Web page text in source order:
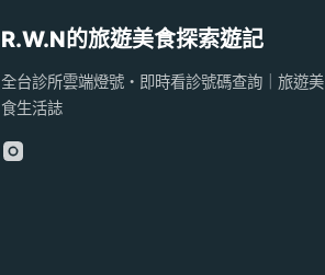
R.W.N的旅遊美食探索遊記
全台診所雲端燈號・即時看診號碼查詢｜旅遊美
食生活誌